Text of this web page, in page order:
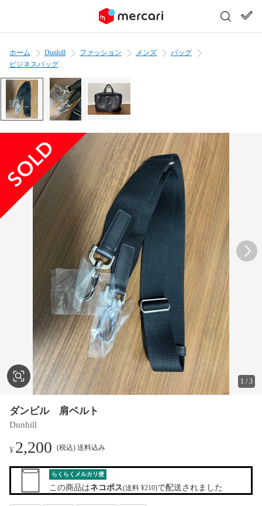
ホーム Dunhill ファッション メンズ
バッグ
ビジネスバッグ
1 /3
ダンビル 肩ベルト
Dunhill
¥2,200 (税込) 送料込み
らくらくメルカリ便
この商品はネコポス(送料 ¥210)で配送されました